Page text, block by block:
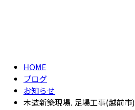
HOME
ブログ
お知らせ
木造新築現場. 足場工事(越前市)